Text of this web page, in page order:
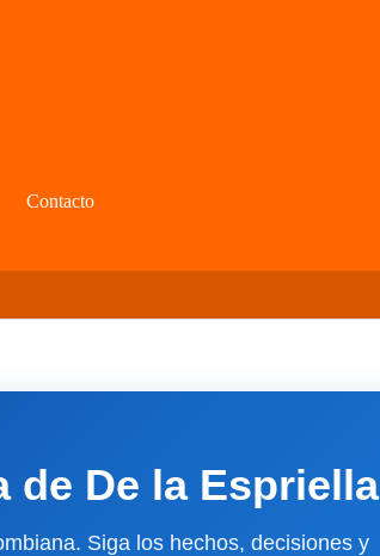
Contacto
de De la Espriella
Siga los hechos, decisiones y